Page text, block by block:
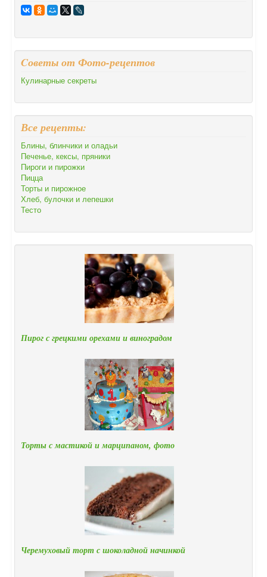
Cоветы от Фото-рецептов
Кулинарные секреты
Все рецепты:
Блины, блинчики и оладьи
Печенье, кексы, пряники
Пироги и пирожки
Пицца
Торты и пирожное
Хлеб, булочки и лепешки
Тесто
Пирог с грецкими орехами и виноградом
Торты с мастикой и марципаном, фото
Черемуховый торт с шоколадной начинкой